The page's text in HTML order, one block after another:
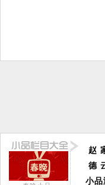
赵
德
小品